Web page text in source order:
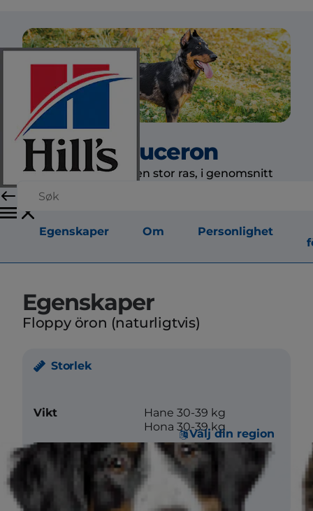
Välj din region
Beauceron
Beauceronen är en stor ras, i genomsnitt
Egenskaper Om
Personlighet
Egenskaper
Floppy öron (naturligtvis)
Storlek
Vikt
Hane 30-39 kg
Hona 30-39 kg
Mankhöjd
Hane 69 cm
Hona 66 cm